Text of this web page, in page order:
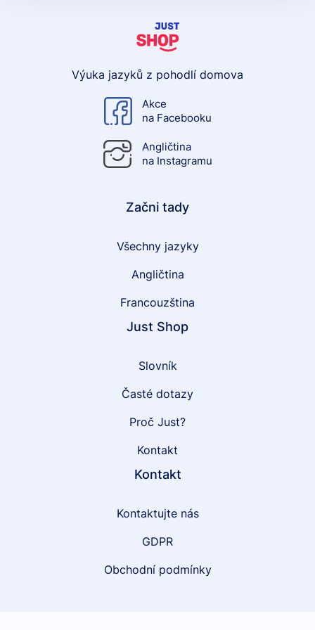
Výuka jazyků z pohodlí domova
Akce
na Facebooku
Angličtina
na Instagramu
Začni tady
Všechny jazyky
Angličtina
Francouzština
Just Shop
Slovník
Časté dotazy
Proč Just?
Kontakt
Kontakt
Kontaktujte nás
GDPR
Obchodní podmínky